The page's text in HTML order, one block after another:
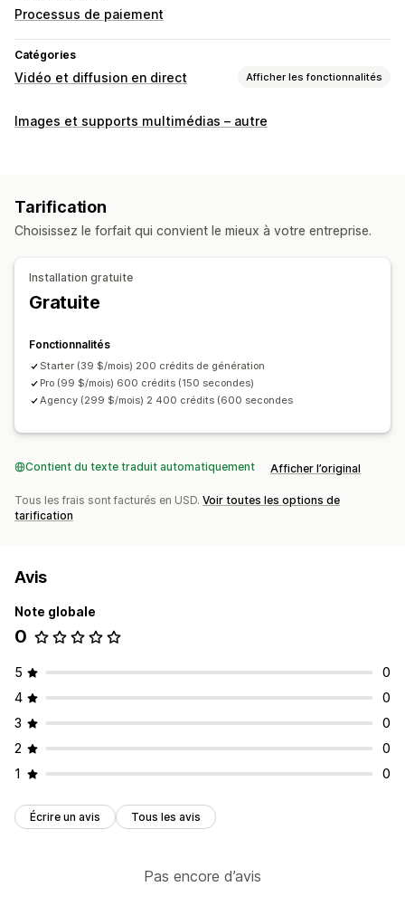
Processus de paiement
Catégories
Vidéo et diffusion en direct Afficher les fonctionnalités
Gestion des vidéos
Montage vidéo
Lecteur vidéo
Widget vidéo
Vidéos intégrées
Images et supports multimédias – autre
Tarification
Choisissez le forfait qui convient le mieux à votre entreprise.
Installation gratuite
Gratuite
Fonctionnalités
Starter (39 $/mois) 200 crédits de génération
Pro (99 $/mois) 600 crédits (150 secondes)
Agency (299 $/mois) 2 400 crédits (600 secondes
Contient du texte traduit automatiquement Afficher l’original
Tous les frais sont facturés en USD. Voir toutes les options de
tarification
Avis
Note globale
0
5
0
4
0
3
0
2
0
1
0
Écrire un avis Tous les avis
Pas encore d’avis